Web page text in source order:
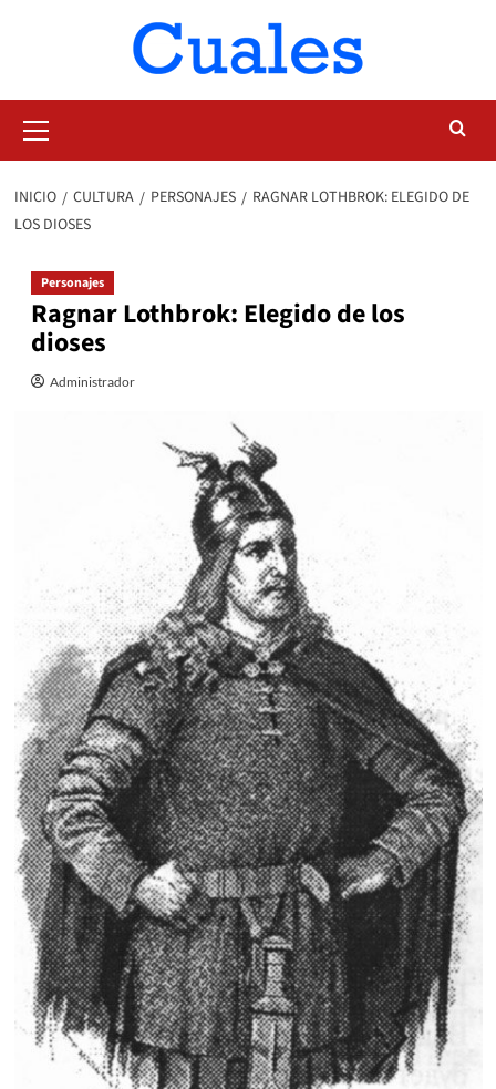
primario
INICIO CULTURA PERSONAJES
RAGNAR LOTHBROK: ELEGIDO DE
LOS DIOSES
Personajes
Ragnar Lothbrok: Elegido de los
dioses
Administrador